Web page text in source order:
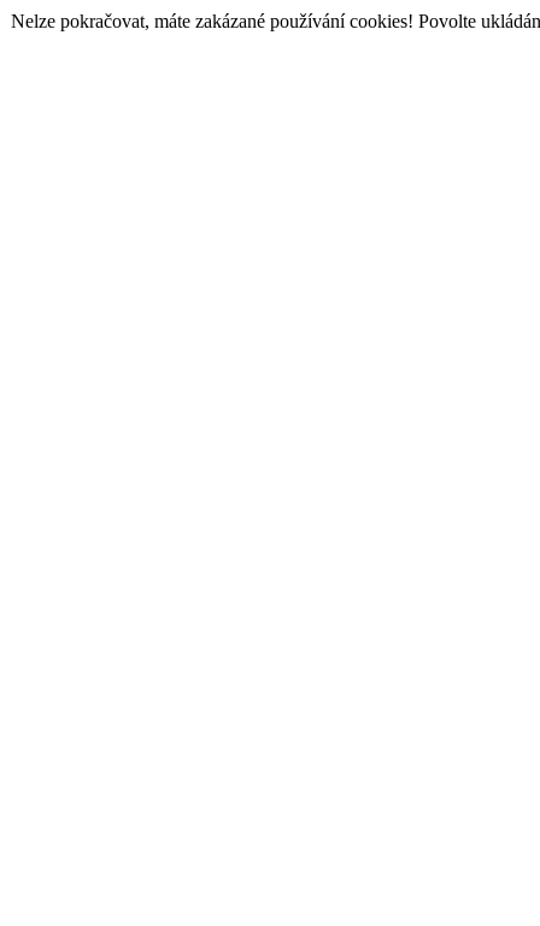
Nelze pokračovat, máte zakázané používání cookies! Povolte